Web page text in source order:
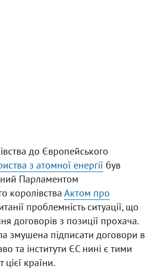
до Європейського
з атомної енергії був
Парламентом
королівстваАктом про
проблемність ситуації, що
договорів з позиції прохача.
змушена підписати договори в
та інститути ЄС нині є тими
країни.